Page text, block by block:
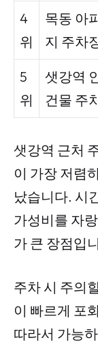
4
위
목동 아
지 주차
5
위
샛강역
건물 주
샛강역 근처
이 가장 저렴
났습니다. 시
가성비를 자
가 큰 장점입
주차 시 주의
이 빠르게 포
따라서 가능